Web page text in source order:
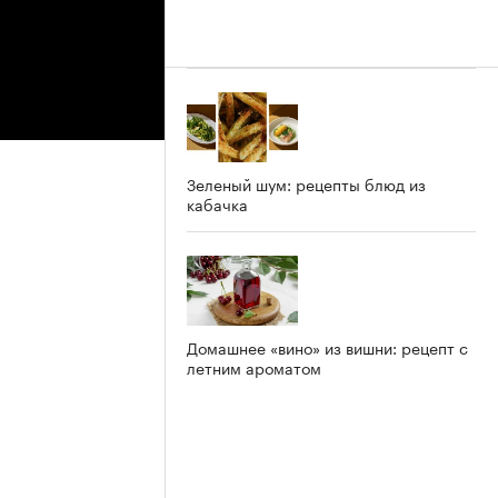
Зеленый шум: рецепты блюд из
кабачка
Домашнее «вино» из вишни: рецепт с
летним ароматом